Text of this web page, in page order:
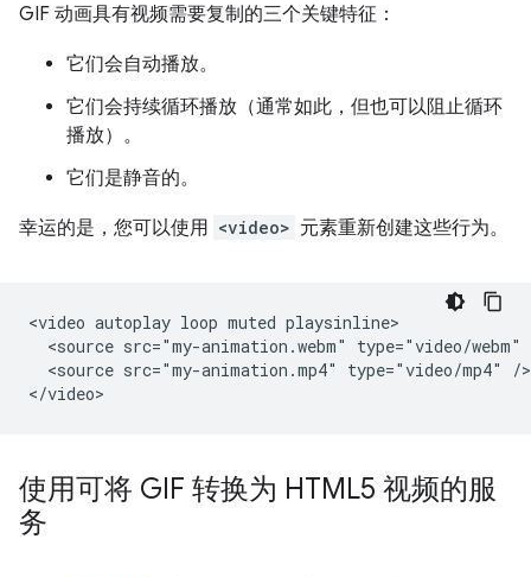
GIF 动画具有视频需要复制的三个关键特征：
它们会自动播放。
它们会持续循环播放（通常如此，但也可以阻止循环
播放）。
它们是静音的。
幸运的是，您可以使用 <video> 元素重新创建这些行为。
<video autoplay loop muted playsinline>
<source src="my-animation.webm" type="video/webm"
  <source src="my-animation.mp4" type="video/mp4" />
使用可将 GIF 转换为 HTML5 视频的服
务